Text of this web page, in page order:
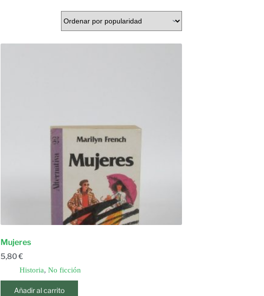
Mujeres
5,80€
Historia, No ficción
Añadir al carrito